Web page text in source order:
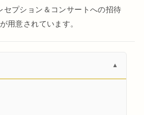
セプション＆コンサートへの招待
用意されています。
▼